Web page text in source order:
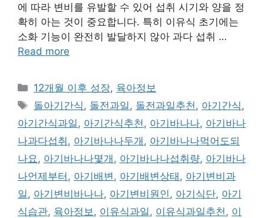
에 따라 변비를 유발할 수 있어 섭취 시기와 양을 정
확히 아는 것이 중요합니다. 특히 이유식 초기에는
소화 기능이 완전히 발달하지 않아 과다 섭취 …
Read more
Categories
12개월 이후 성장, 육아정보
Tags
돌아기간식 , 돌전과일 , 돌전과일추천 , 아기간식 ,
아기간식과일 , 아기간식추천 , 아기바나나, 아기바나
나과다섭취 , 아기바나나두개 , 아기바나나먹어도되
나요 , 아기바나나몇개 , 아기바나나섭취량, 아기바나
나언제부터 , 아기배변 , 아기배변상태 , 아기변비과
일 , 아기변비바나나, 아기변비원인 , 아기식단, 아기
식습관, 육아정보 , 이유식과일 , 이유식과일추천 , 이